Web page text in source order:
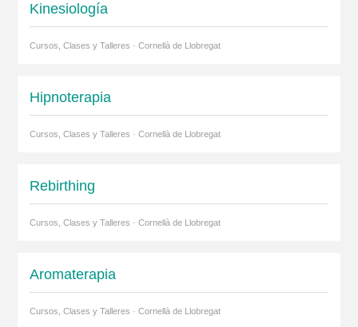
Kinesiología
Cursos, Clases y Talleres · Cornellà de Llobregat
Hipnoterapia
Cursos, Clases y Talleres · Cornellà de Llobregat
Rebirthing
Cursos, Clases y Talleres · Cornellà de Llobregat
Aromaterapia
Cursos, Clases y Talleres · Cornellà de Llobregat